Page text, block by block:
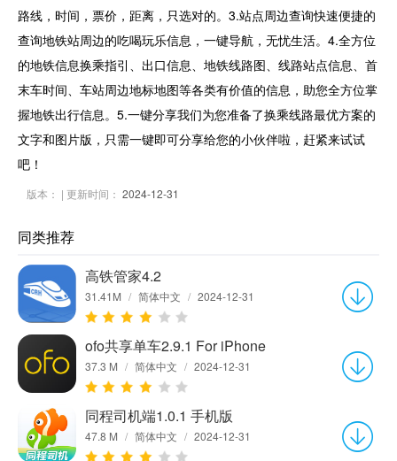
路线，时间，票价，距离，只选对的。3.站点周边查询快速便捷的
查询地铁站周边的吃喝玩乐信息，一键导航，无忧生活。4.全方位
的地铁信息换乘指引、出口信息、地铁线路图、线路站点信息、首
末车时间、车站周边地标地图等各类有价值的信息，助您全方位掌
握地铁出行信息。5.一键分享我们为您准备了换乘线路最优方案的
文字和图片版，只需一键即可分享给您的小伙伴啦，赶紧来试试
吧！
版本： | 更新时间： 2024-12-31
同类推荐
高铁管家4.2
31.41M / 简体中文 / 2024-12-31
ofo共享单车2.9.1 For iPhone
37.3 M / 简体中文 / 2024-12-31
同程司机端1.0.1 手机版
47.8 M / 简体中文 / 2024-12-31